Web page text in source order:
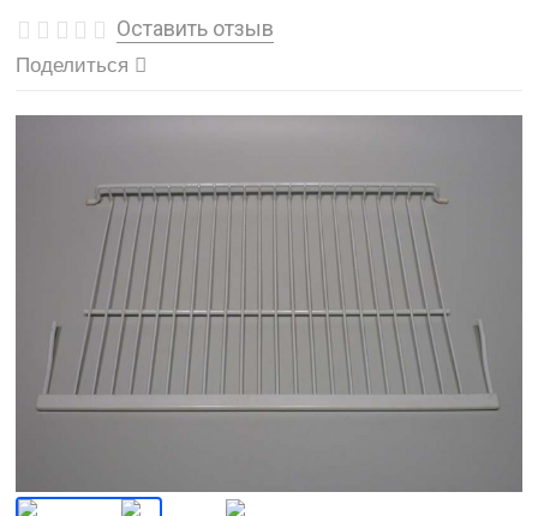
Оставить отзыв
Поделиться